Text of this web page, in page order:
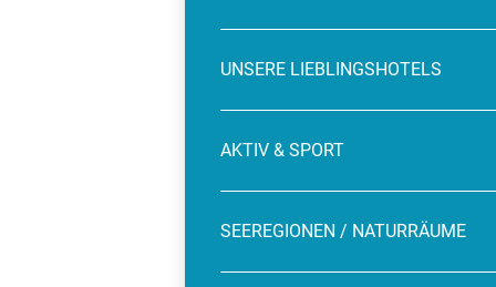
UNSERE LIEBLINGSHOTELS
AKTIV & SPORT
SEEREGIONEN / NATURRÄUME